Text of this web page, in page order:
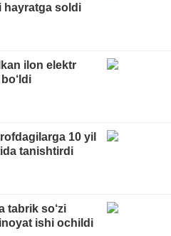
hayratga soldi
ilon elektr
10 yil
tanishtirdi
tabrik so‘zi
ishi ochildi